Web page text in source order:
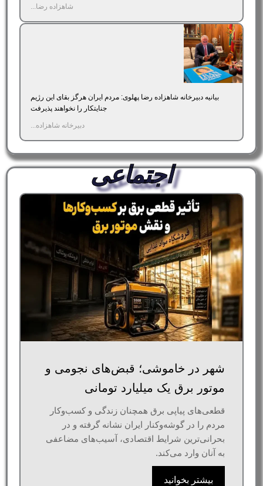
شاهزاده رضا...
بیانیه دبیرخانه شاهزاده رضا پهلوی: مردم ایران هرگز بقای این رژیم
جنایتکار را نخواهند پذیرفت
دبیرخانه شاهزاده...
اجتماعی
شهر در خاموشی؛ قبض‌های نجومی و
موتور برق یک میلیارد تومانی
قطعی‌های پیاپی برق همچنان زندگی و کسب‌وکار
مردم را در گوشه‌وکنار ایران نشانه گرفته و در
بحرانی‌ترین شرایط اقتصادی، آسیب‌های مضاعفی
به آنان وارد می‌کند.
بیشتر بخوانید